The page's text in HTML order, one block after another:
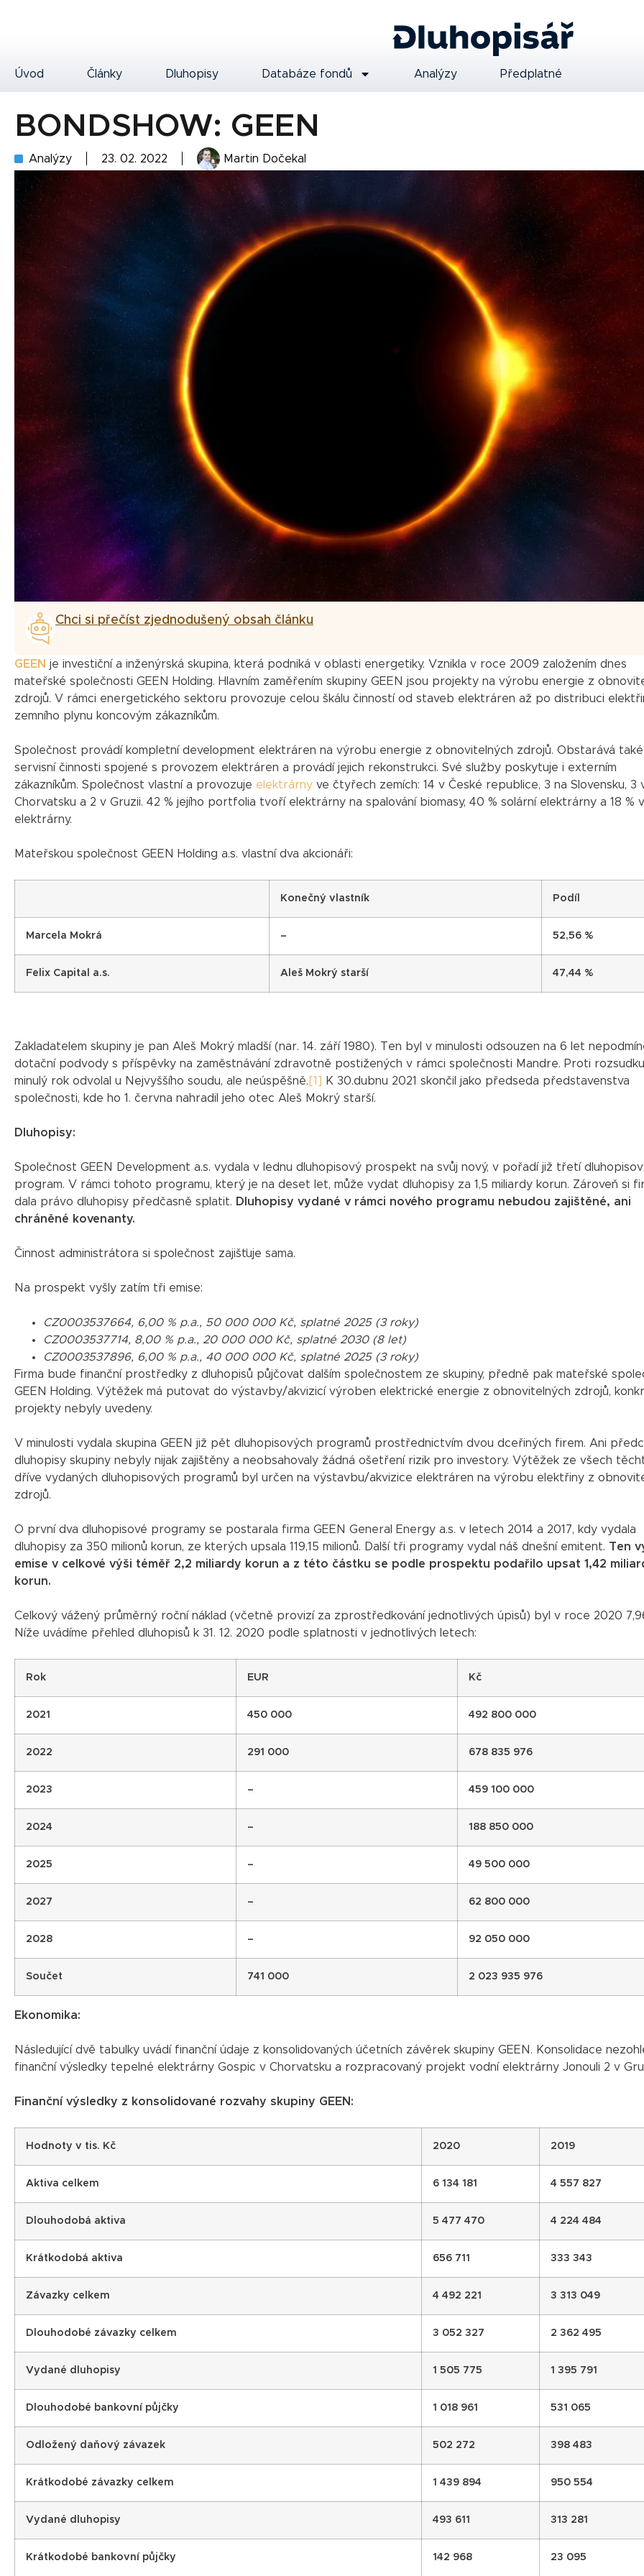
Úvod Články Dluhopisy Databáze fondů Analýzy Předplatné
BONDSHOW: GEEN
Analýzy 23. 02. 2022 Martin Dočekal
Chci si přečíst zjednodušený obsah článku
GEEN je investiční a inženýrská skupina, která podniká v oblasti energetiky. Vznikla v roce 2009 založením dnes
mateřské společnosti GEEN Holding. Hlavním zaměřením skupiny GEEN jsou projekty na výrobu energie z
zdrojů. V rámci energetického sektoru provozuje celou škálu činností od staveb elektráren až po distribuci
zemního plynu koncovým zákazníkům.
Společnost provádí kompletní development elektráren na výrobu energie z obnovitelných zdrojů. Obstarává také
servisní činnosti spojené s provozem elektráren a provádí jejich rekonstrukci. Své služby poskytuje i externím
zákazníkům. Společnost vlastní a provozuje elektrárny ve čtyřech zemích: 14 v České republice, 3 na Slovensku, 3
Chorvatsku a 2 v Gruzii. 42 % jejího portfolia tvoří elektrárny na spalování biomasy, 40 % solární elektrárny a 18 %
elektrárny.
Mateřskou společnost GEEN Holding a.s. vlastní dva akcionáři:
Konečný vlastník Podíl
Marcela Mokrá – 52,56 %
Felix Capital a.s. Aleš Mokrý starší 47,44 %
Zakladatelem skupiny je pan Aleš Mokrý mladší (nar. 14. září 1980). Ten byl v minulosti odsouzen na 6 let
dotační podvody s příspěvky na zaměstnávání zdravotně postižených v rámci společnosti Mandre. Proti
minulý rok odvolal u Nejvyššího soudu, ale neúspěšně. [1]
K 30.dubnu 2021 skončil jako předseda představenstva
společnosti, kde ho 1. června nahradil jeho otec Aleš Mokrý starší.
Dluhopisy:
Společnost GEEN Development a.s. vydala v lednu dluhopisový prospekt na svůj nový, v pořadí již třetí
program. V rámci tohoto programu, který je na deset let, může vydat dluhopisy za 1,5 miliardy korun. Zároveň si
dala právo dluhopisy předčasně splatit. Dluhopisy vydané v rámci nového programu nebudou zajištěné, ani
chráněné kovenanty.
Činnost administrátora si společnost zajišťuje sama.
Na prospekt vyšly zatím tři emise:
CZ0003537664, 6,00 % p.a., 50 000 000 Kč, splatné 2025 (3 roky)
CZ0003537714, 8,00 % p.a., 20 000 000 Kč, splatné 2030 (8 let)
CZ0003537896, 6,00 % p.a., 40 000 000 Kč, splatné 2025 (3 roky)
Firma bude finanční prostředky z dluhopisů půjčovat dalším společnostem ze skupiny, předně pak mateřské
GEEN Holding. Výtěžek má putovat do výstavby/akvizicí výroben elektrické energie z obnovitelných zdrojů,
projekty nebyly uvedeny.
V minulosti vydala skupina GEEN již pět dluhopisových programů prostřednictvím dvou dceřiných firem. Ani
dluhopisy skupiny nebyly nijak zajištěny a neobsahovaly žádná ošetření rizik pro investory. Výtěžek ze všech
dříve vydaných dluhopisových programů byl určen na výstavbu/akvizice elektráren na výrobu elektřiny z
zdrojů.
O první dva dluhopisové programy se postarala firma GEEN General Energy a.s. v letech 2014 a 2017, kdy vydala
dluhopisy za 350 milionů korun, ze kterých upsala 119,15 milionů. Další tři programy vydal náš dnešní emitent. Ten
emise v celkové výši téměř 2,2 miliardy korun a z této částku se podle prospektu podařilo upsat 1,42
korun.
Celkový vážený průměrný roční náklad (včetně provizí za zprostředkování jednotlivých úpisů) byl v roce 2020
Níže uvádíme přehled dluhopisů k 31. 12. 2020 podle splatnosti v jednotlivých letech:
Rok EUR Kč
2021 450 000 492 800 000
2022 291 000 678 835 976
2023 – 459 100 000
2024 – 188 850 000
2025 – 49 500 000
2027 – 62 800 000
2028 – 92 050 000
Součet 741 000 2 023 935 976
Ekonomika:
Následující dvě tabulky uvádí finanční údaje z konsolidovaných účetních závěrek skupiny GEEN. Konsolidace
finanční výsledky tepelné elektrárny Gospic v Chorvatsku a rozpracovaný projekt vodní elektrárny Jonouli 2 v
Finanční výsledky z konsolidované rozvahy skupiny GEEN:
Hodnoty v tis. Kč 2020 2019
Aktiva celkem 6 134 181 4 557 827
Dlouhodobá aktiva 5 477 470 4 224 484
Krátkodobá aktiva 656 711 333 343
Závazky celkem 4 492 221 3 313 049
Dlouhodobé závazky celkem 3 052 327 2 362 495
Vydané dluhopisy 1 505 775 1 395 791
Dlouhodobé bankovní půjčky 1 018 961 531 065
Odložený daňový závazek 502 272 398 483
Krátkodobé závazky celkem 1 439 894 950 554
Vydané dluhopisy 493 611 313 281
Krátkodobé bankovní půjčky 142 968 23 095